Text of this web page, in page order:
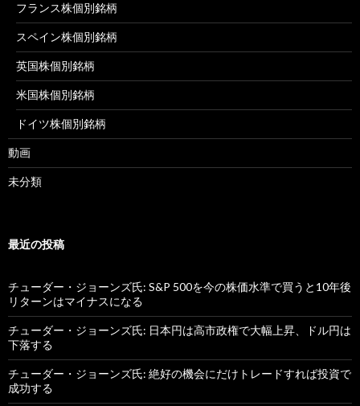
フランス株個別銘柄
スペイン株個別銘柄
英国株個別銘柄
米国株個別銘柄
ドイツ株個別銘柄
動画
未分類
最近の投稿
チューダー・ジョーンズ氏: S&P 500を今の株価水準で買うと10年後
リターンはマイナスになる
チューダー・ジョーンズ氏: 日本円は高市政権で大幅上昇、ドル円は
下落する
チューダー・ジョーンズ氏: 絶好の機会にだけトレードすれば投資で
成功する